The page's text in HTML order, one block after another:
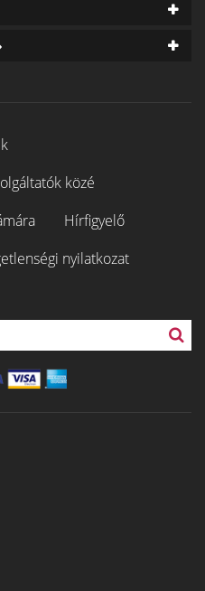
közé
Hírfigyelő
nyilatkozat